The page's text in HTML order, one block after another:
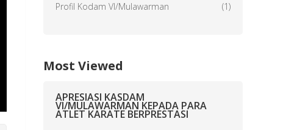
Profil Kodam VI/Mulawarman
(1)
Most Viewed
APRESIASI KASDAM
VI/MULAWARMAN KEPADA PARA
ATLET KARATE BERPRESTASI